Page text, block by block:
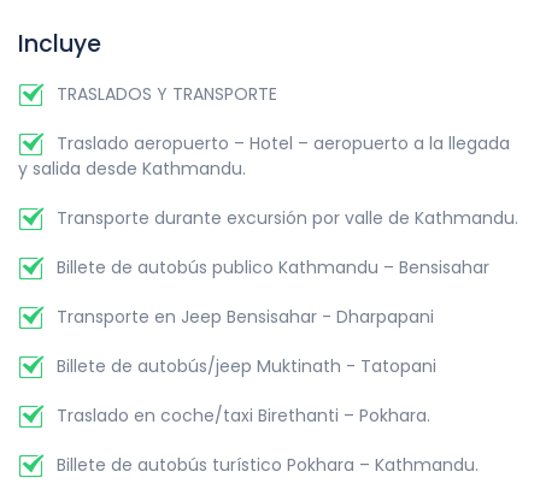
Incluye
TRASLADOS Y TRANSPORTE
Traslado aeropuerto – Hotel – aeropuerto a la llegada
y salida desde Kathmandu.
Transporte durante excursión por valle de Kathmandu.
Billete de autobús publico Kathmandu – Bensisahar
Transporte en Jeep Bensisahar - Dharpapani
Billete de autobús/jeep Muktinath - Tatopani
Traslado en coche/taxi Birethanti – Pokhara.
Billete de autobús turístico Pokhara – Kathmandu.